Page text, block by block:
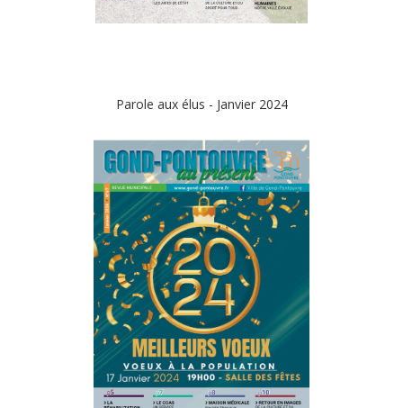
Parole aux élus - Janvier 2024